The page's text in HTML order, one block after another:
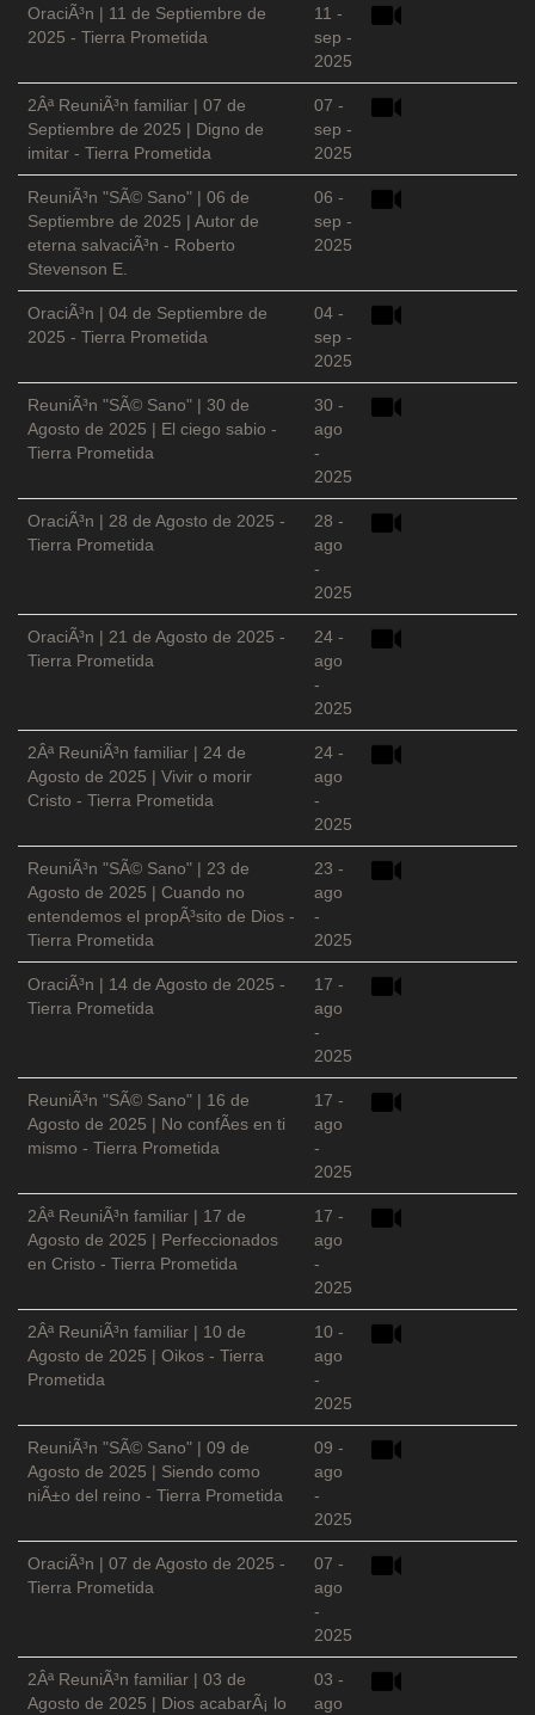
OraciÃ³n | 11 de Septiembre de
2025 - Tierra Prometida
11 -
sep -
2025
2Âª ReuniÃ³n familiar | 07 de
Septiembre de 2025 | Digno de
imitar - Tierra Prometida
07 -
sep -
2025
ReuniÃ³n "SÃ© Sano" | 06 de
Septiembre de 2025 | Autor de
eterna salvaciÃ³n - Roberto
Stevenson E.
06 -
sep -
2025
OraciÃ³n | 04 de Septiembre de
2025 - Tierra Prometida
04 -
sep -
2025
ReuniÃ³n "SÃ© Sano" | 30 de
Agosto de 2025 | El ciego sabio -
Tierra Prometida
30 -
ago
-
2025
OraciÃ³n | 28 de Agosto de 2025 -
Tierra Prometida
28 -
ago
-
2025
OraciÃ³n | 21 de Agosto de 2025 -
Tierra Prometida
24 -
ago
-
2025
2Âª ReuniÃ³n familiar | 24 de
Agosto de 2025 | Vivir o morir
Cristo - Tierra Prometida
24 -
ago
-
2025
ReuniÃ³n "SÃ© Sano" | 23 de
Agosto de 2025 | Cuando no
entendemos el propÃ³sito de Dios -
Tierra Prometida
23 -
ago
-
2025
OraciÃ³n | 14 de Agosto de 2025 -
Tierra Prometida
17 -
ago
-
2025
ReuniÃ³n "SÃ© Sano" | 16 de
Agosto de 2025 | No confÃ­es en ti
mismo - Tierra Prometida
17 -
ago
-
2025
2Âª ReuniÃ³n familiar | 17 de
Agosto de 2025 | Perfeccionados
en Cristo - Tierra Prometida
17 -
ago
-
2025
2Âª ReuniÃ³n familiar | 10 de
Agosto de 2025 | Oikos - Tierra
Prometida
10 -
ago
-
2025
ReuniÃ³n "SÃ© Sano" | 09 de
Agosto de 2025 | Siendo como
niÃ±o del reino - Tierra Prometida
09 -
ago
-
2025
OraciÃ³n | 07 de Agosto de 2025 -
Tierra Prometida
07 -
ago
-
2025
2Âª ReuniÃ³n familiar | 03 de
Agosto de 2025 | Dios acabarÃ¡ lo
03 -
ago